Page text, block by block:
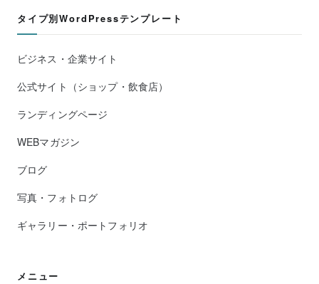
タイプ別WordPressテンプレート
ビジネス・企業サイト
公式サイト（ショップ・飲食店）
ランディングページ
WEBマガジン
ブログ
写真・フォトログ
ギャラリー・ポートフォリオ
メニュー